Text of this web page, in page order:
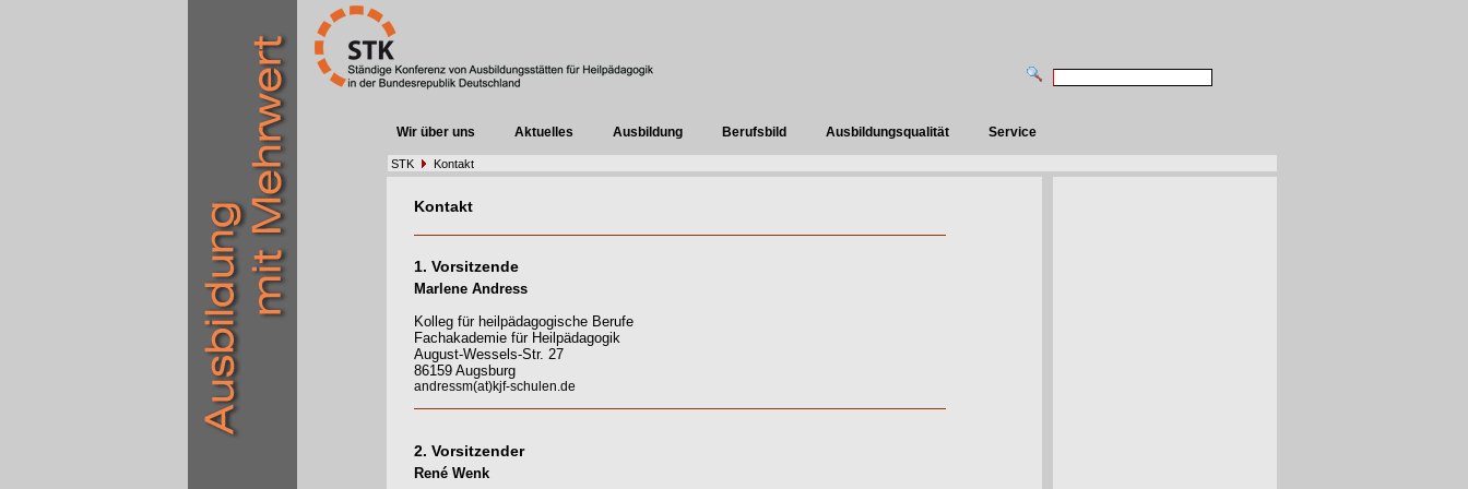
Wir über uns Aktuelles Ausbildung Berufsbild Ausbildungsqualität Service
STK Kontakt
Kontakt
1. Vorsitzende
Marlene Andress
Kolleg für heilpädagogische Berufe
Fachakademie für Heilpädagogik
August-Wessels-Str. 27
86159 Augsburg
andressm(at)kjf-schulen.de
2. Vorsitzender
René Wenk